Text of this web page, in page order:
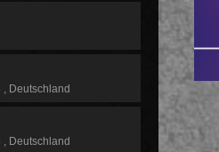
Deutschland
Deutschland